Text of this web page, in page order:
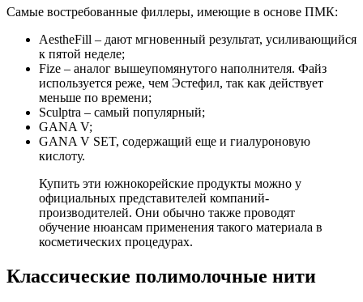
Самые востребованные филлеры, имеющие в основе ПМК:
AestheFill – дают мгновенный результат, усиливающийся
к пятой неделе;
Fize – аналог вышеупомянутого наполнителя. Файз
используется реже, чем Эстефил, так как действует
меньше по времени;
Sculptra – самый популярный;
GANA V;
GANA V SET, содержащий еще и гиалуроновую
кислоту.
Купить эти южнокорейские продукты можно у
официальных представителей компаний-
производителей. Они обычно также проводят
обучение нюансам применения такого материала в
косметических процедурах.
Классические полимолочные нити